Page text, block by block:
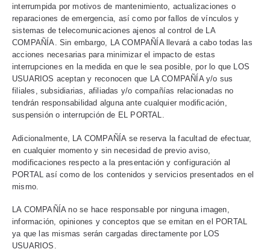
interrumpida por motivos de mantenimiento, actualizaciones o
reparaciones de emergencia, así como por fallos de vínculos y
sistemas de telecomunicaciones ajenos al control de LA
COMPAÑÍA. Sin embargo, LA COMPAÑÍA llevará a cabo todas las
acciones necesarias para minimizar el impacto de estas
interrupciones en la medida en que le sea posible, por lo que LOS
USUARIOS aceptan y reconocen que LA COMPAÑÍA y/o sus
filiales, subsidiarias, afiliadas y/o compañías relacionadas no
tendrán responsabilidad alguna ante cualquier modificación,
suspensión o interrupción de EL PORTAL.
Adicionalmente, LA COMPAÑÍA se reserva la facultad de efectuar,
en cualquier momento y sin necesidad de previo aviso,
modificaciones respecto a la presentación y configuración al
PORTAL así como de los contenidos y servicios presentados en el
mismo.
LA COMPAÑÍA no se hace responsable por ninguna imagen,
información, opiniones y conceptos que se emitan en el PORTAL
ya que las mismas serán cargadas directamente por LOS
USUARIOS.